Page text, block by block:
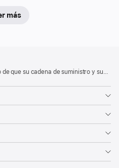
más
y sus productos sean 100% neutrales en emisiones de carbono para el 2030